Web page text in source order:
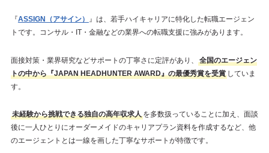
『ASSIGN（アサイン） 』は、若手ハイキャリアに特化した転職エージェン
トです。コンサル・IT・金融などの業界への転職支援に強みがあります。
面接対策・業界研究などサポートの丁寧さに定評があり、
全国のエージェン
トの中から『JAPAN HEADHUNTER AWARD』の最優秀賞を受賞 していま
す。
未経験から挑戦できる独自の高年収求人を多数扱っていることに加え、面談
後に一人ひとりにオーダーメイドのキャリアプラン資料を作成するなど、他
のエージェントとは一線を画した丁寧なサポートが特徴です。